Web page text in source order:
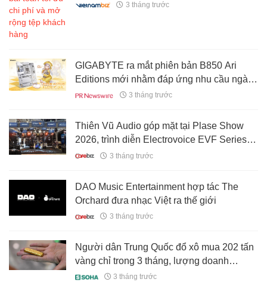
3 tháng trước
GIGABYTE ra mắt phiên bản B850 Ari
Editions mới nhằm đáp ứng nhu cầu ngày
càng tăng từ cộng đồng anime và người
3 tháng trước
Thiên Vũ Audio góp mặt tại Plase Show
2026, trình diễn Electrovoice EVF Series
lần đầu tiên tại Châu Á
3 tháng trước
DAO Music Entertainment hợp tác The
Orchard đưa nhạc Việt ra thế giới
3 tháng trước
Người dân Trung Quốc đổ xô mua 202 tấn
vàng chỉ trong 3 tháng, lượng doanh
nghiệp buôn vàng tái chế ‘bắt trend’ tăng
3 tháng trước